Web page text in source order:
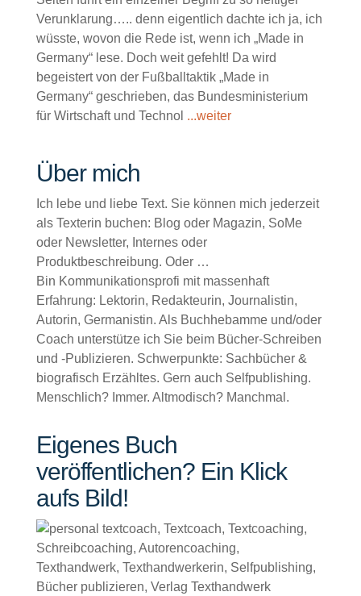
Verunklarung….. denn eigentlich dachte ich ja, ich
wüsste, wovon die Rede ist, wenn ich „Made in
Germany“ lese. Doch weit gefehlt! Da wird
begeistert von der Fußballtaktik „Made in
Germany“ geschrieben, das Bundesministerium
für Wirtschaft und Technol ...weiter
Über mich
Ich lebe und liebe Text. Sie können mich jederzeit
als Texterin buchen: Blog oder Magazin, SoMe
oder Newsletter, Internes oder
Produktbeschreibung. Oder …
Bin Kommunikationsprofi mit massenhaft
Erfahrung: Lektorin, Redakteurin, Journalistin,
Autorin, Germanistin. Als Buchhebamme und/oder
Coach unterstütze ich Sie beim Bücher-Schreiben
und -Publizieren. Schwerpunkte: Sachbücher &
biografisch Erzähltes. Gern auch Selfpublishing.
Menschlich? Immer. Altmodisch? Manchmal.
Eigenes Buch
veröffentlichen? Ein Klick
aufs Bild!